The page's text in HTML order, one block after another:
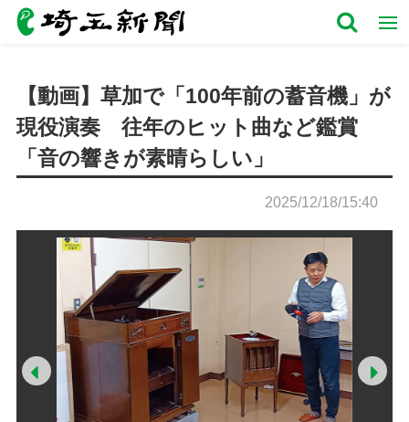
【動画】草加で「100年前の蓄音機」が
現役演奏 往年のヒット曲など鑑賞
「音の響きが素晴らしい」
2025/12/18/15:40
Prev